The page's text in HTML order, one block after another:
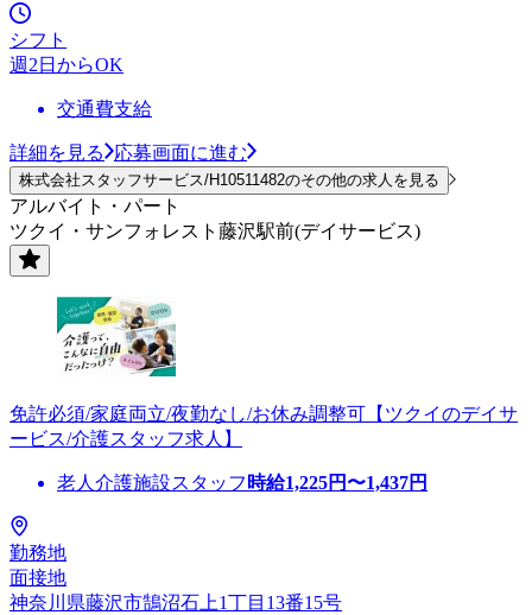
シフト
週2日からOK
交通費支給
詳細を見る 応募画面に進む
株式会社スタッフサービス/H10511482のその他の求人を見る
アルバイト・パート
ツクイ・サンフォレスト藤沢駅前(デイサービス)
免許必須/家庭両立/夜勤なし/お休み調整可【ツクイのデイサ
ービス/介護スタッフ求人】
老人介護施設スタッフ 時給1,225円〜1,437円
勤務地
面接地
神奈川県藤沢市鵠沼石上1丁目13番15号